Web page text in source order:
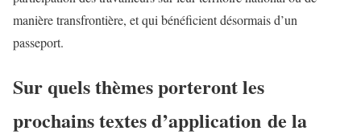
manière transfrontière, et qui bénéficient désormais d’un
passeport.
Sur quels thèmes porteront les
prochains textes d’application de la